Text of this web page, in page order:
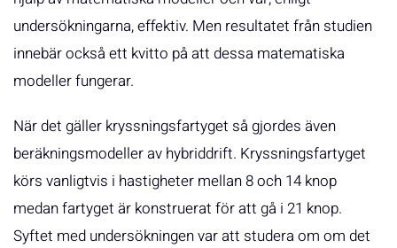
undersökningarna, effektiv. Men resultatet från studien
innebär också ett kvitto på att dessa matematiska
modeller fungerar.
När det gäller kryssningsfartyget så gjordes även
beräkningsmodeller av hybriddrift. Kryssningsfartyget
körs vanligtvis i hastigheter mellan 8 och 14 knop
medan fartyget är konstruerat för att gå i 21 knop.
Syftet med undersökningen var att studera om om det